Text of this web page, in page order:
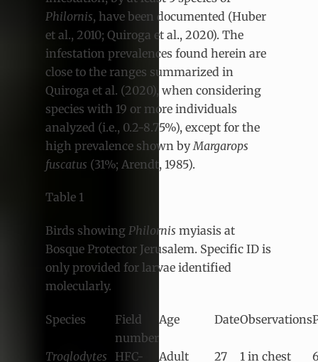
Philornis, have been documented (Huber
et al., 2010; Quiroga et al., 2020). The
infestation prevalences found herein are
close to the ranges summarized in
Quiroga et al. (2020), when considering
species with 19 or more individuals
analyzed (i.e., 0.2-8.75%), except for the
high prevalence shown by Margarops
fuscatus (31%; Arendt, 1985).
Table 1
Birds showing Philornis myiasis at
Bosque Protector Jerusalem. Specific ID is
only provided for larvae identified
molecularly.
Species
Field
number
Age DateObservations
Troglodytes HFC- Adult 27 1 in chest